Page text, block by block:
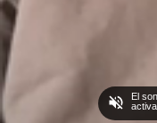
El